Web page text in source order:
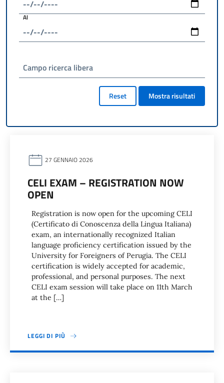
Al
Campo ricerca libera
Reset Mostra risultati
27 GENNAIO 2026
CELI EXAM – REGISTRATION NOW
OPEN
Registration is now open for the upcoming CELI
(Certificato di Conoscenza della Lingua Italiana)
exam, an internationally recognized Italian
language proficiency certification issued by the
University for Foreigners of Perugia. The CELI
certification is widely accepted for academic,
professional, and personal purposes. The next
CELI exam session will take place on 11th March
at the […]
LEGGI DI PIÙ